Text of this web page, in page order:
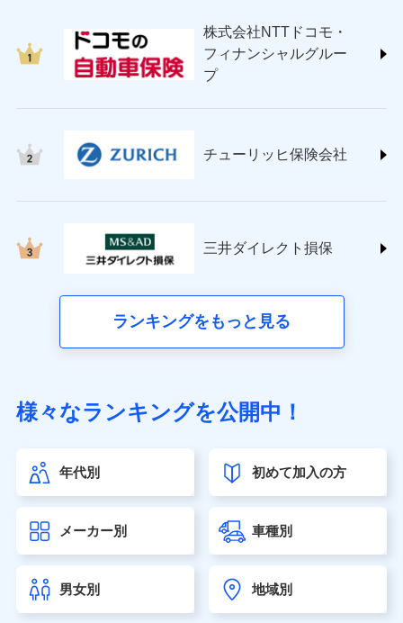
ＳＯＭＰＯダイレクト損害保険株式会社
(https://www.sompo-direct.co.jp/)
チューリッヒ保険会社 (https://www.zurich.co.jp/)
(https://www.nisshinfire.co.jp/)
(https://www.petfamilyins.co.jp/)
ins.com/)
三井ダイレクト損害保険株式会社
（https://www.sonylife.co.jp）
第一ネオ生命保険株式会社（https://neofirst.co.jp/）
大樹生命保険株式会社（https://www.taiju-life.co.jp）
seimei.co.jp）
チューリッヒ生命保険株式会社
東京海上日動あんしん生命保険株式会社
（https://www.tmn-anshin.co.jp/）
株式会社NTTドコモ・
フィナンシャルグルー
プ
チューリッヒ保険会社
三井ダイレクト損保
ランキングをもっと見る
様々なランキングを公開中！
年代別 初めて加入の方
メーカー別 車種別
男女別 地域別